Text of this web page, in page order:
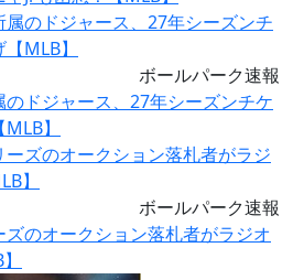
ボールパーク速報
のドジャース、27年シーズンチケ
】
ボールパーク速報
ズのオークション落札者がラジオ